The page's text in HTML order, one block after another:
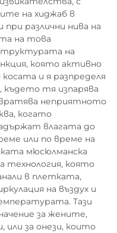
на хиджаб в
при различни нива на
на това
на
която активно
и я разпределя
тя изпарява
неприятното
когато
влагата до
или по време на
мюсюлманска
технология, която
в плетката,
на въздух и
Тази
за жените,
за онези, които